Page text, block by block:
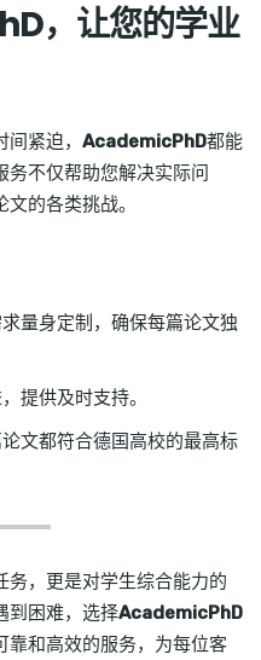
，让您的学业
紧迫， AcademicPhD都能
不仅帮助您解决实际问
的各类挑战。
量身定制，确保每篇论文独
提供及时支持。
文都符合德国高校的最高标
务，更是对学生综合能力的
到困难，选择AcademicPhD
靠和高效的服务，为每位客